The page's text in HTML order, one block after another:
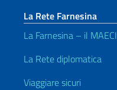
La Rete Farnesina
La Farnesina – il MAECI
La Rete diplomatica
Viaggiare sicuri